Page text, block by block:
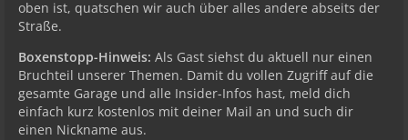
oben ist, quatschen wir auch über alles andere abseits der
Straße.
Boxenstopp-Hinweis: Als Gast siehst du aktuell nur einen
Bruchteil unserer Themen. Damit du vollen Zugriff auf die
gesamte Garage und alle Insider-Infos hast, meld dich
einfach kurz kostenlos mit deiner Mail an und such dir
einen Nickname aus.